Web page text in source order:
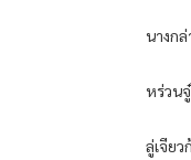
นางก
หร่วน
ลู่เจีย